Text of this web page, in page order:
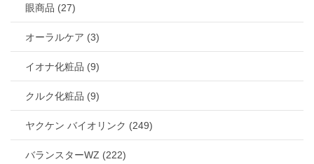
眼商品 (27)
オーラルケア (3)
イオナ化粧品 (9)
クルク化粧品 (9)
ヤクケン バイオリンク (249)
バランスターWZ (222)